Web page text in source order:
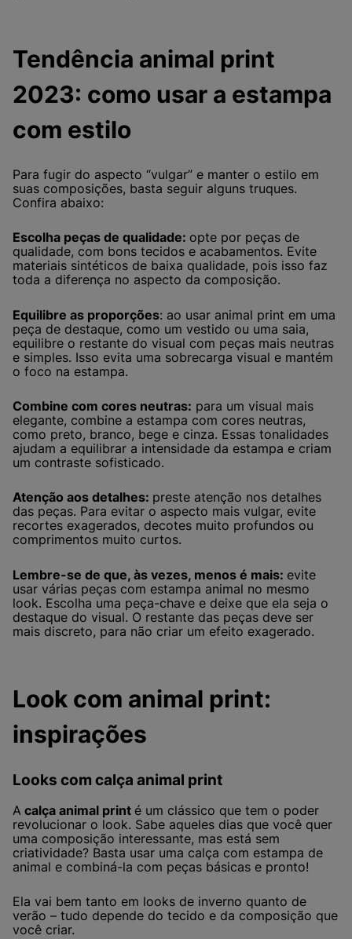
Tendência animal print
2023: como usar a estampa
com estilo
Para fugir do aspecto “vulgar” e manter o estilo em
suas composições, basta seguir alguns truques.
Confira abaixo:
Escolha peças de qualidade: opte por peças de
qualidade, com bons tecidos e acabamentos. Evite
materiais sintéticos de baixa qualidade, pois isso faz
toda a diferença no aspecto da composição.
Equilibre as proporções: ao usar animal print em uma
peça de destaque, como um vestido ou uma saia,
equilibre o restante do visual com peças mais neutras
e simples. Isso evita uma sobrecarga visual e mantém
o foco na estampa.
Combine com cores neutras: para um visual mais
elegante, combine a estampa com cores neutras,
como preto, branco, bege e cinza. Essas tonalidades
ajudam a equilibrar a intensidade da estampa e criam
um contraste sofisticado.
Atenção aos detalhes: preste atenção nos detalhes
das peças. Para evitar o aspecto mais vulgar, evite
recortes exagerados, decotes muito profundos ou
comprimentos muito curtos.
Lembre-se de que, às vezes, menos é mais: evite
usar várias peças com estampa animal no mesmo
look. Escolha uma peça-chave e deixe que ela seja o
destaque do visual. O restante das peças deve ser
mais discreto, para não criar um efeito exagerado.
Look com animal print:
inspirações
Looks com calça animal print
A calça animal print é um clássico que tem o poder
revolucionar o look. Sabe aqueles dias que você quer
uma composição interessante, mas está sem
criatividade? Basta usar uma calça com estampa de
animal e combiná-la com peças básicas e pronto!
Ela vai bem tanto em looks de inverno quanto de
verão – tudo depende do tecido e da composição que
você criar.